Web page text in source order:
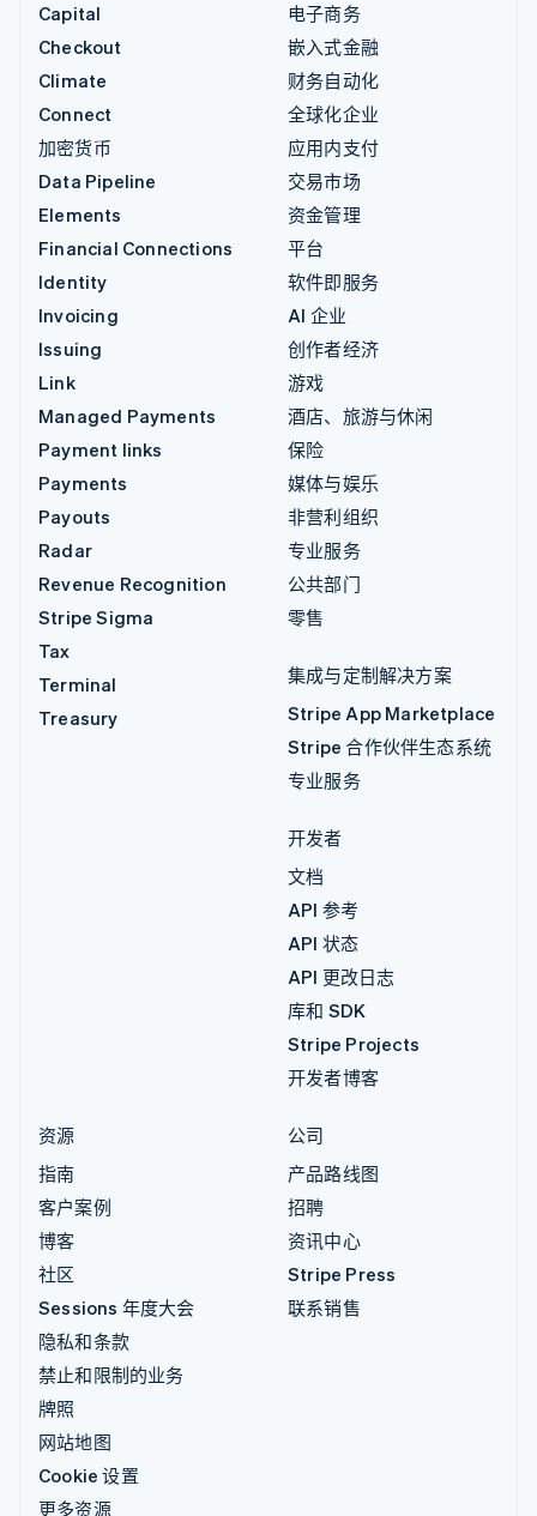
Capital
Checkout
Climate
Connect
加密货币
Data Pipeline
Elements
Financial Connections
Identity
Invoicing
Issuing
Link
Managed Payments
Payment links
Payments
Payouts
Radar
Revenue Recognition
Stripe Sigma
Tax
Terminal
Treasury
电子商务
嵌入式金融
财务自动化
全球化企业
应用内支付
交易市场
资金管理
平台
软件即服务
AI 企业
创作者经济
游戏
酒店、旅游与休闲
保险
媒体与娱乐
非营利组织
专业服务
公共部门
零售
集成与定制解决方案
Stripe App Marketplace
Stripe 合作伙伴生态系统
专业服务
开发者
文档
API 参考
API 状态
API 更改日志
库和 SDK
Stripe Projects
开发者博客
资源
指南
客户案例
博客
社区
Sessions 年度大会
隐私和条款
禁止和限制的业务
牌照
网站地图
Cookie 设置
更多资源
公司
产品路线图
招聘
资讯中心
Stripe Press
联系销售